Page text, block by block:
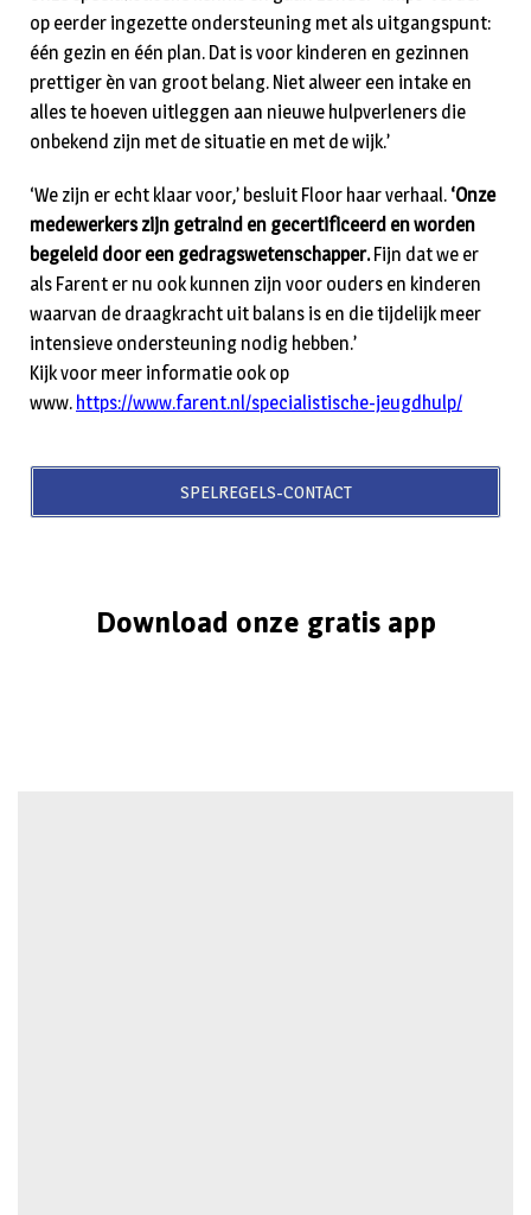
op eerder ingezette ondersteuning met als uitgangspunt:
één gezin en één plan. Dat is voor kinderen en gezinnen
prettiger èn van groot belang. Niet alweer een intake en
alles te hoeven uitleggen aan nieuwe hulpverleners die
onbekend zijn met de situatie en met de wijk.’
‘We zijn er echt klaar voor,’ besluit Floor haar verhaal. ‘Onze
medewerkers zijn getraind en gecertificeerd en worden
begeleid door een gedragswetenschapper.Fijn dat we er
als Farent er nu ook kunnen zijn voor ouders en kinderen
waarvan de draagkracht uit balans is en die tijdelijk meer
intensieve ondersteuning nodig hebben.’
Kijk voor meer informatie ook op
www. https://www.farent.nl/specialistische-jeugdhulp/
SPELREGELS-CONTACT
Download onze gratis app